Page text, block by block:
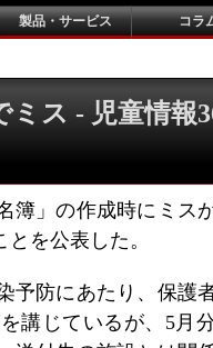
製品・サービス コラ
ス - 児童情報
簿」の作成時にミス
を公表した。
予防にあたり、保護
講じているが、5月